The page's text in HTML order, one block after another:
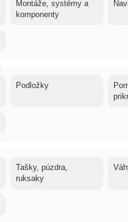
Montáže, systémy a
komponenty
Podložky
Tašky, púzdra,
ruksaky